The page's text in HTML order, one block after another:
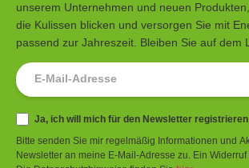
unserem Unternehmen und neuen
die Kulissen blicken und versorgen Sie mit
passend zur Jahreszeit. Bleiben Sie auf dem
Newsletter
Ja, ich will mich für den Newsletter registrieren
Bitte senden Sie mir regelmäßig Informationen und
Newsletter an meine E-Mail-Adresse zu. Ein